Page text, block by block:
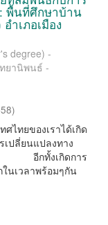
พื้นที่ศึกษาบ้าน
ำเภอเมือง
degree) -
ยานิพนธ์ -
)
ยของเราได้เกิด
ปลี่ยนแปลงทาง
ง อีกทั้งเกิดการ
นเวลาพร้อมๆกัน